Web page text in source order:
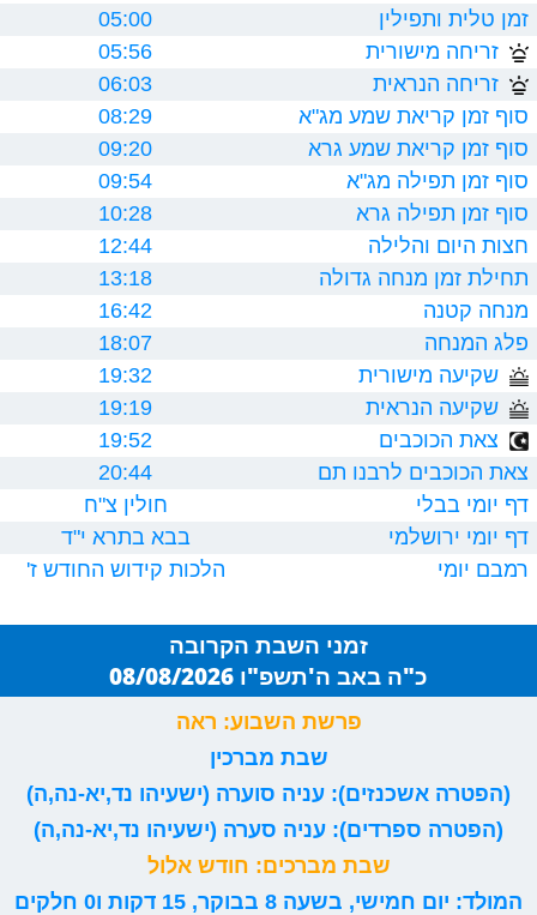
זמן טלית ותפילין
05:00
זריחה מישורית
05:56
זריחה הנראית
06:03
סוף זמן קריאת שמע מג"א
08:29
סוף זמן קריאת שמע גרא
09:20
סוף זמן תפילה מג"א
09:54
סוף זמן תפילה גרא
10:28
חצות היום והלילה
12:44
תחילת זמן מנחה גדולה
13:18
מנחה קטנה
16:42
פלג המנחה
18:07
שקיעה מישורית
19:32
שקיעה הנראית
19:19
צאת הכוכבים
19:52
צאת הכוכבים לרבנו תם
20:44
דף יומי בבלי
חולין צ"ח
דף יומי ירושלמי
בבא בתרא י"ד
רמבם יומי
הלכות קידוש החודש ז'
זמני השבת הקרובה
כ"ה באב ה'תשפ"ו 08/08/2026
פרשת השבוע: ראה
שבת מברכין
(הפטרה אשכנזים): עניה סוערה (ישעיהו נד,יא-נה,ה)
(הפטרה ספרדים): עניה סערה (ישעיהו נד,יא-נה,ה)
שבת מברכים: חודש אלול
המולד: יום חמישי, בשעה 8 בבוקר, 15 דקות ו0 חלקים